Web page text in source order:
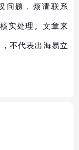
问题，烦请联系
实处理。文章来
不代表出海易立